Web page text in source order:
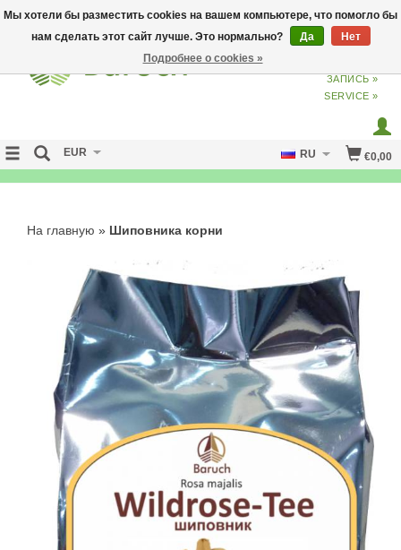
ВХОДИЗ
ЗАПИСЬ »
SERVICE »
€0,00
EUR RU
На главную » Шиповника корни
Мы хотели бы разместить cookies на вашем компьютере, что помогло бы
нам сделать этот сайт лучше. Это нормально?
Да
Нет
Подробнее о cookies »